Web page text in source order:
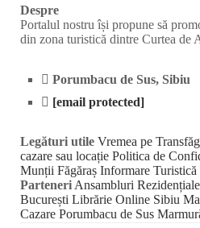
Despre
Portalul nostru își propune să
din zona turistică dintre Curtea de
Porumbacu de Sus, Sibiu
[email protected]
Legături utile Vremea pe
cazare sau locație Politica de
Munții Făgăraș Informare Turistică
Parteneri Ansambluri
București Librărie Online Sibiu
Cazare Porumbacu de Sus